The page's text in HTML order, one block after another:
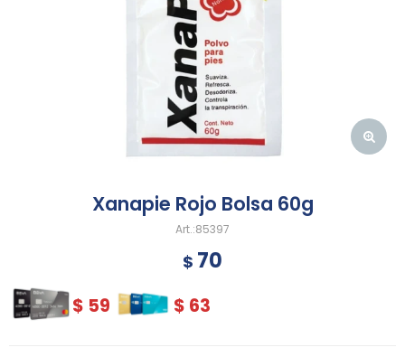
Xanapie Rojo Bolsa 60g
85397
$ 70
$ 59 $ 63